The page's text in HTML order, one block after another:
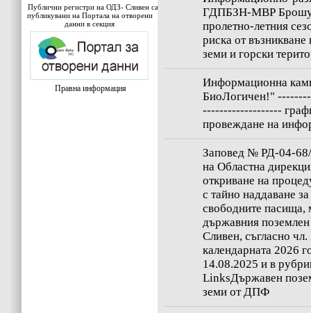
Публични регистри на ОДЗ- Сливен са
публикувани на Портала на отворени
данни в секция
Правна информация
ГДПБЗН-МВР
пролетно-летния
риска от
земи и горски
Информационна
БиоЛогичен!"
-------------------
провеждане на
Заповед № РД-04-68/
на Областна
откриване на
с тайно наддаване
свободните пасища,
държавния
Сливен, съгласно
календарната 2026
14.08.2025 и в
LinksДържавен
земи от ДПФ